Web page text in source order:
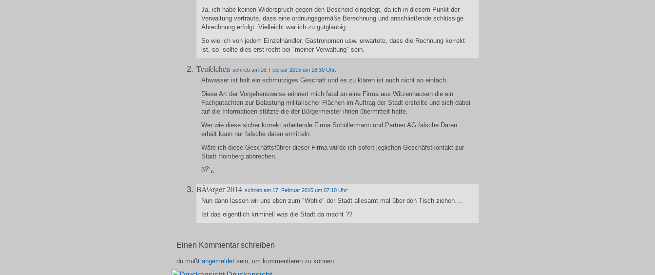
Ja, ich habe keinen Widerspruch gegen den Bescheid eingelegt, da ich in diesem Punkt der
Verwaltung vertraute, dass eine ordnungsgemäße Berechnung und anschließende schlüssige
Abrechnung erfolgt. Vielleicht war ich zu gutgläubig…
So wie ich von jedem Einzelhändler, Gastronomen usw. erwartete, dass die Rechnung korrekt
ist, so sollte dies erst recht bei "meiner Verwaltung" sein.
Teufelchen schrieb am 16. Februar 2015 um 16:30 Uhr:
Abwasser ist halt ein schmutziges Geschäft und es zu klären ist auch nicht so einfach.
Diese Art der Vorgehensweise erinnert mich fatal an eine Firma aus Witzenhausen die ein
Fachgutachten zur Belastung militärischer Flächen im Auftrag der Stadt erstellte und sich dabei
auf die Informatioen stützte die der Bürgermeister ihnen übermittelt hatte.
Wer wie diese sicher korrekt arbeitende Firma Schüllermann und Partner AG falsche Daten
erhält kann nur falsche daten ermitteln.
Wäre ich diese Geschäftsführer dieser Firma würde ich sofort jeglichen Geschäfstkontakt zur
Stadt Homberg abbrechen.
ðŸ‘¿
BÃ¼rger 2014 schrieb am 17. Februar 2015 um 07:10 Uhr:
Nun dann lassen wir uns eben zum "Wohle" der Stadt allesamt mal über den Tisch ziehen….
Ist das eigentlich kriminell was die Stadt da macht ??
Einen Kommentar schreiben
du mußt angemeldet sein, um kommentieren zu können.